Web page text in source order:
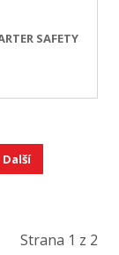
SAFETY
Další
Strana 1 z 2